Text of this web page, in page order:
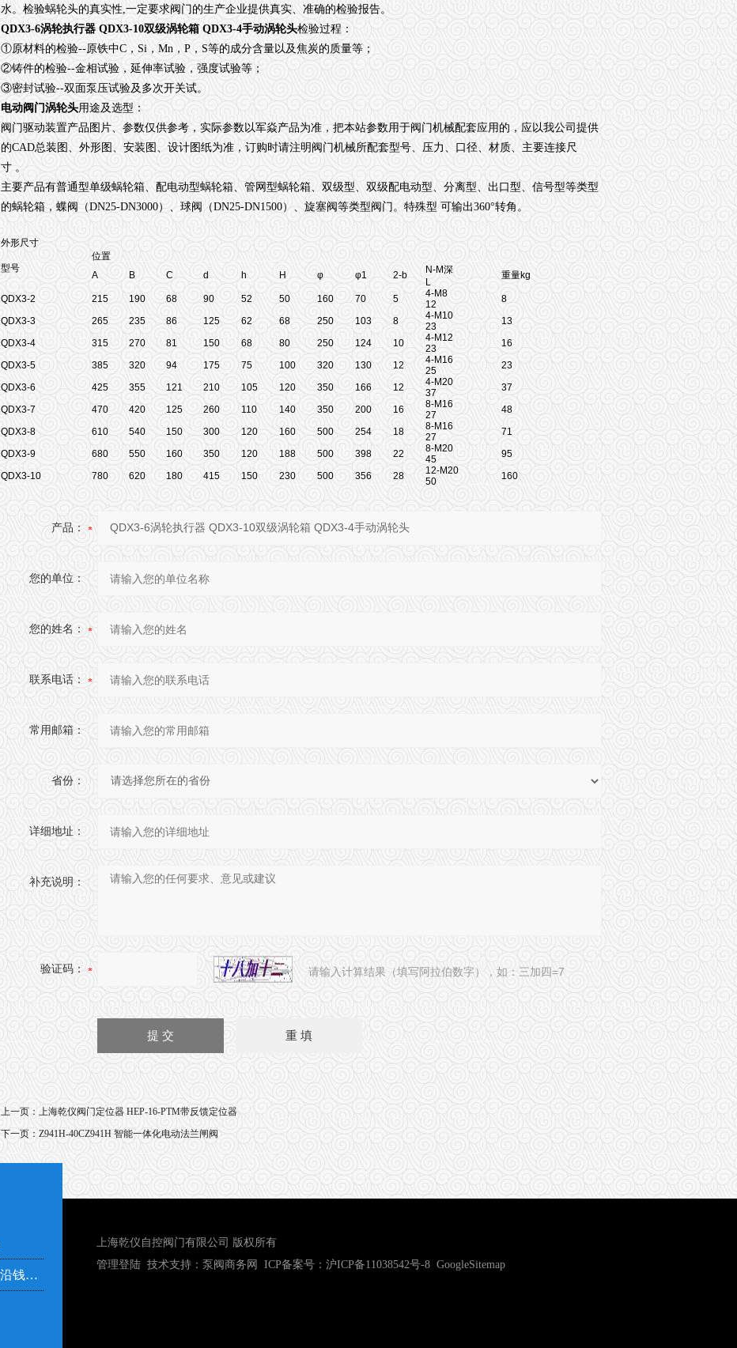
水。检验蜗轮头的真实性,一定要求阀门的生产企业提供真实、准确的检验报告。
QDX3-6涡轮执行器 QDX3-10双级涡轮箱 QDX3-4手动涡轮头检验过程：
①原材料的检验--原铁中C ， Si ， Mn ， P ， S等的成分含量以及焦炭的质量等；
②铸件的检验--金相试验，延伸率试验，强度试验等；
③密封试验--双面泵压试验及多次开关试。
电动阀门涡轮头用途及选型：
阀门驱动装置产品图片、参数仅供参考，实际参数以军焱产品为准，把本站参数用于阀门机械配套应用的，应以我公司提供
的CAD总装图、外形图、安装图、设计图纸为准，订购时请注明阀门机械所配套型号、压力、口径、材质、主要连接尺
寸 。
主要产品有普通型单级蜗轮箱、配电动型蜗轮箱、管网型蜗轮箱、双级型、双级配电动型、分离型、出口型、信号型等类型
的蜗轮箱，蝶阀（DN25-DN3000）、球阀（DN25-DN1500）、旋塞阀等类型阀门。特殊型 可输出360°转角。
外形尺寸
型号
位置
A
B C d h H φ φ1 2-b
N-M深
L
重量kg
QDX3-2 215 190 68 90 52 50 160 70 5
4-M8
12
8
QDX3-3
265 235 86 125 62 68 250 103 8
4-M10
23
13
QDX3-4
315 270 81 150 68 80 250 124 10
4-M12
23
16
QDX3-5
385 320 94 175 75 100 320 130 12
4-M16
25
23
QDX3-6
425 355 121 210 105 120 350 166 12
4-M20
37
37
QDX3-7
470 420 125 260 110 140 350 200 16
8-M16
27
48
QDX3-8
610 540 150 300 120 160 500 254 18
8-M16
27
71
QDX3-9
680 550 160 350 120 188 500 398 22
8-M20
45
95
QDX3-10
780 620 180 415 150 230 500 356 28
12-M20
50
160
产品：
您的单位：
您的姓名：
联系电话：
常用邮箱：
省份：
详细地址：
补充说明：
验证码： 请输入计算结果（填写阿拉伯数字），如：三加四=7
上一页： 上海乾仪阀门定位器 HEP-16-PTM带反馈定位器
下一页： Z941H-40CZ941H 智能一体化电动法兰闸阀
地址：上海市奉贤区青村镇沿钱公路351号
上海乾仪自控阀门有限公司 版权所有
管理登陆 技术支持： 泵阀商务网 ICP备案号： 沪ICP备11038542号-8 GoogleSitemap